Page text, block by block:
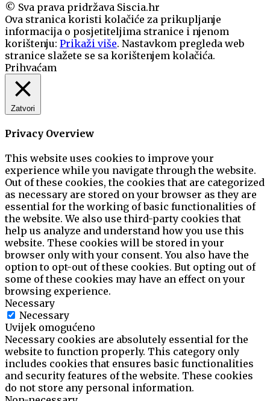
© Sva prava pridržava Siscia.hr
Ova stranica koristi kolačiće za prikupljanje
informacija o posjetiteljima stranice i njenom
korištenju: Prikaži više. Nastavkom pregleda web
stranice slažete se sa korištenjem kolačića.
Prihvaćam
Zatvori
Privacy Overview
This website uses cookies to improve your
experience while you navigate through the website.
Out of these cookies, the cookies that are categorized
as necessary are stored on your browser as they are
essential for the working of basic functionalities of
the website. We also use third-party cookies that
help us analyze and understand how you use this
website. These cookies will be stored in your
browser only with your consent. You also have the
option to opt-out of these cookies. But opting out of
some of these cookies may have an effect on your
browsing experience.
Necessary
Necessary
Uvijek omogućeno
Necessary cookies are absolutely essential for the
website to function properly. This category only
includes cookies that ensures basic functionalities
and security features of the website. These cookies
do not store any personal information.